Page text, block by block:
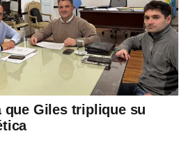
que Giles triplique su